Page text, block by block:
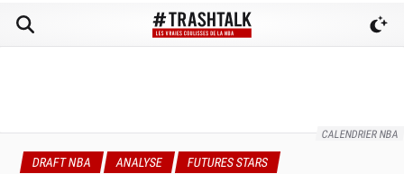
CALENDRIER NBA
DRAFT NBA ANALYSE FUTURES STARS